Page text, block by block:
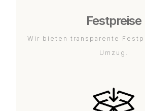
Festpreise
Wir bieten transparente
Umzug.